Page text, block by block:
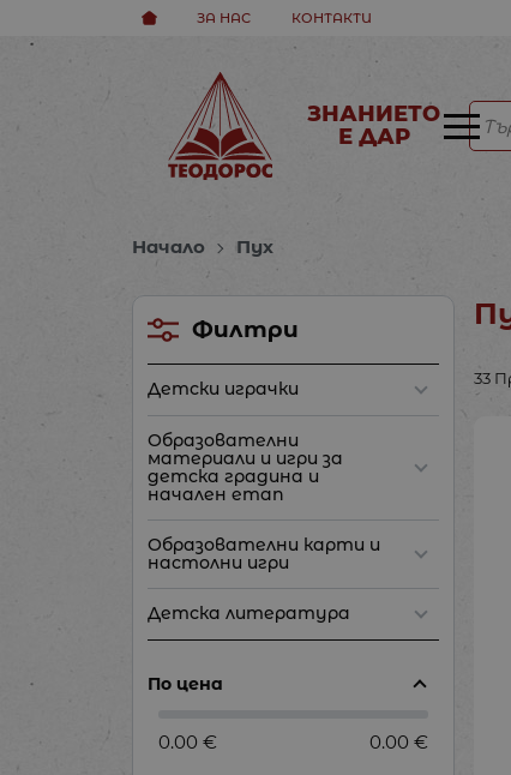
ЗА НАС КОНТАКТИ
ЗНАНИЕТО
Е ДАР
Начало Пух
33
Филтри
Детски играчки
Образователни
материали и игри за
детска градина и
начален етап
Образователни карти и
настолни игри
Детска литература
По цена
0.00 € 0.00 €